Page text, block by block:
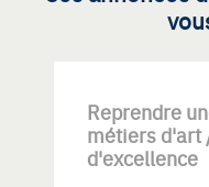
Reprendre
métiers
d'excellence